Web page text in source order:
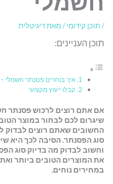
/תוכן קידומי/ מאתדיגיטלית
תוכן העניינים:
איך בוחרים פסנתר חשמלי –
קבלו ייעוץ מקצועי
אם אתם רוצים לרכוש פסנתר
שיגרום לכם לבחור במוצר
החשובים שאתם רוצים לבדוק
סוג הפסנתר. הסיבה לכך היא
וחשוב לבדוק מה בדיוק סוג
את המוצרים הטובים ביותר ואת
במחירים נוחים.